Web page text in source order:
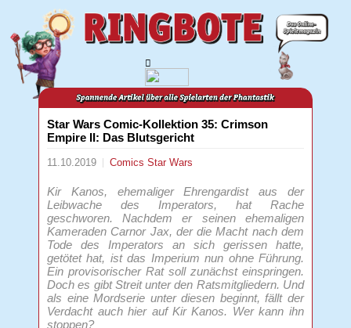
Star Wars Comic-Kollektion 35: Crimson
Empire II: Das Blutsgericht
11.10.2019 ComicsStar Wars
Kir Kanos, ehemaliger Ehrengardist aus der
Leibwache des Imperators, hat Rache
geschworen. Nachdem er seinen ehemaligen
Kameraden Carnor Jax, der die Macht nach dem
Tode des Imperators an sich gerissen hatte,
getötet hat, ist das Imperium nun ohne Führung.
Ein provisorischer Rat soll zunächst einspringen.
Doch es gibt Streit unter den Ratsmitgliedern. Und
als eine Mordserie unter diesen beginnt, fällt der
Verdacht auch hier auf Kir Kanos. Wer kann ihn
stoppen?